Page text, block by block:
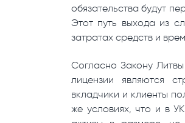
обязательства будут
Этот путь выхода из
затратах средств и
Согласно Закону
лицензии являются
вкладчики и клиенты
же условиях, что и в